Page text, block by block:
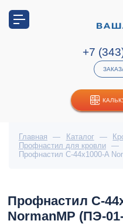
+7
Главная — Каталог —
Профнастил для кровли
—
Профнастил С-44x1000-A
Профнастил С-
NormanMP (ПЭ-